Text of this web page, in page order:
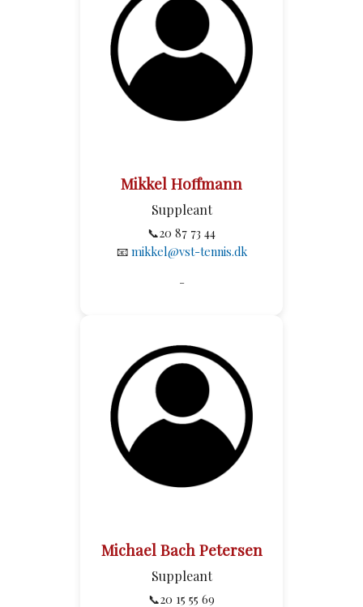
Mikkel Hoffmann
Suppleant
📞20 87 73 44
📧 mikkel@vst-tennis.dk
-
Michael Bach Petersen
Suppleant
📞20 15 55 69